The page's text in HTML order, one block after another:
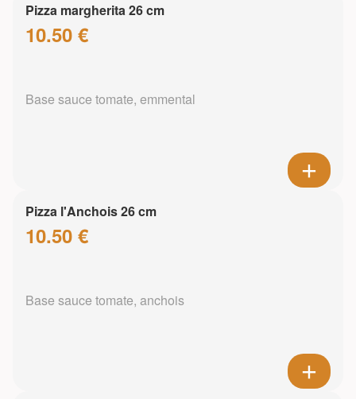
Pizza margherita 26 cm
10.50 €
Base sauce tomate, emmental
Pizza l'Anchois 26 cm
10.50 €
Base sauce tomate, anchois